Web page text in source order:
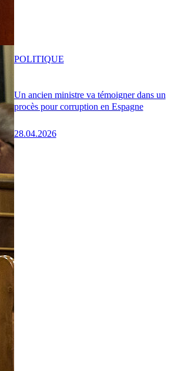
Un ancien ministre va témoigner dans un
procès pour corruption en Espagne
28.04.2026
POLITIQUE